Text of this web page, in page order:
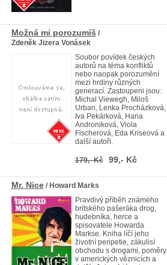
Možná mi porozumíš /
Zdeněk Jizera Vonásek
Soubor povídek českých
autorů na téma konfliktů
nebo naopak porozumění
mezi hrdiny různých
generací. Zastoupeni jsou:
Michal Viewegh, Miloš
Urban, Lenka Procházková,
Iva Pekárková, Hana
Androniková, Viola
Fischerová, Eda Kriseová a
další autoři.
179,- Kč 99,- Kč
Mr. Nice/ Howard Marks
Pravdivý příběh známého
britského pašeráka drog,
hudebníka, herce a
spisovatele Howarda
Markse. Kniha líčí jeho
životní peripetie, zákulisí
obchodu s drogami, poměry
v amerických věznicích a